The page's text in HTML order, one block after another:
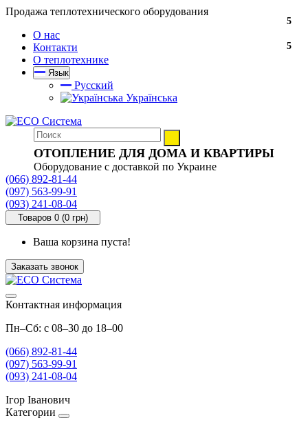
Продажа теплотехнического оборудования
О нас
Контакти
О теплотехнике
Язык
Русский
Українська
ОТОПЛЕНИЕ ДЛЯ ДОМА И КВАРТИРЫ
Оборудование с доставкой по Украине
(066) 892-81-44
(097) 563-99-91
(093) 241-08-04
Товаров 0 (0 грн)
Ваша корзина пуста!
Заказать звонок
Контактная информация
Пн–Сб: с 08–30 до 18–00
(066) 892-81-44
(097) 563-99-91
(093) 241-08-04
Ігор Іванович
Категории
5
5